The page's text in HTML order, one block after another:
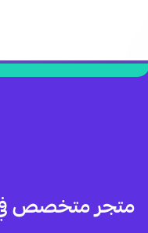
متجر متخصص في